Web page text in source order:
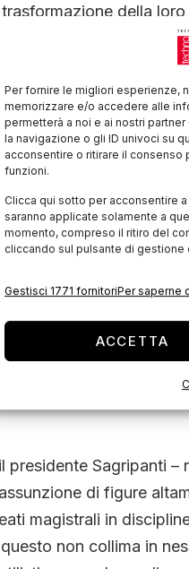
Per fornire le migliori esperienze,
memorizzare e/o accedere alle
permetterà a noi e ai nostri
la navigazione o gli ID univoci su
acconsentire o ritirare il consenso
funzioni.
Clicca qui sotto per acconsentire
saranno applicate solamente a
momento, compreso il ritiro del
cliccando sul pulsante di
Gestisci 1771 fornitoriPer saperne
ACCETTA
della
A queste
volano sistemico di
un nuovo ciclo di
assunto sulla
italiane: poco chiari
– che
un volano
non scontentare
ancora poco chiari
“alleanza per la
Non si tratta solo di
alcune imprese, ma di
presidente Sagripanti
di figure
magistrali in
non collima in